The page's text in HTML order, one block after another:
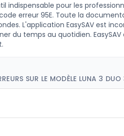
indispensable pour les
erreur 95E. Toute la
L'application EasySAV est
du temps au quotidien.
SUR LE MODÈLE LUNA 3